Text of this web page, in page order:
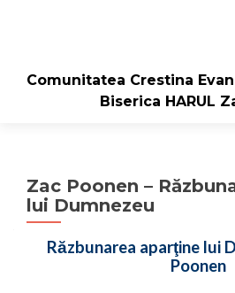
Comunitatea Crestina
Biserica HARUL
Zac Poonen –
lui Dumnezeu
Răzbunarea aparţine lui
Poonen